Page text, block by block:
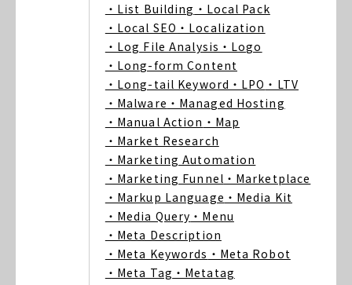
・List Building ・Local Pack
・Local SEO ・Localization
・Log File Analysis ・Logo
・Long-form Content
・Long-tail Keyword ・LPO ・LTV
・Malware ・Managed Hosting
・Manual Action ・Map
・Market Research
・Marketing Automation
・Marketing Funnel ・Marketplace
・Markup Language ・Media Kit
・Media Query ・Menu
・Meta Description
・Meta Keywords ・Meta Robot
・Meta Tag ・Metatag